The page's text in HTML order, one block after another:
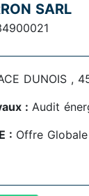
SARL
DUNOIS ,
: Audit
: Offre